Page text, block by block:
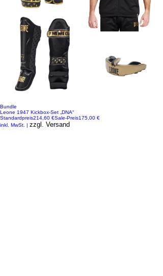
Bundle
Leone 1947 Kickbox-Set „DNA“
Standardpreis214,60 €Sale-Preis175,00 €
inkl. MwSt. | zzgl. Versand